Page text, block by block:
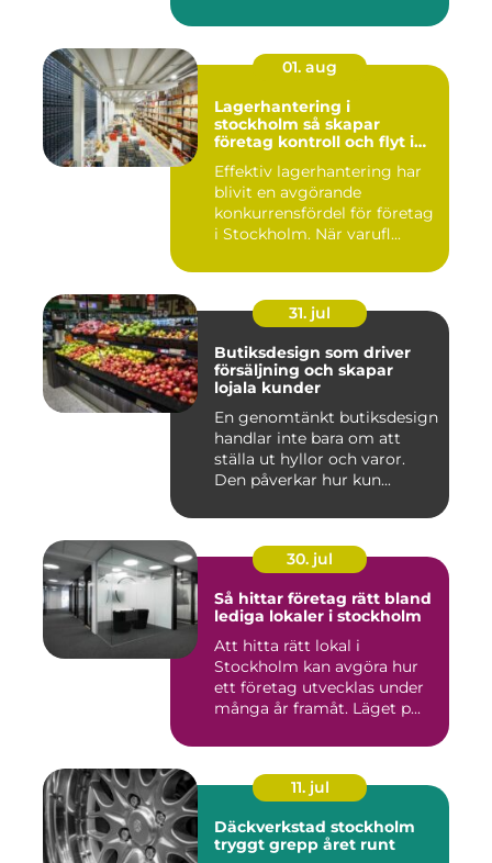
01. aug
Lagerhantering i
stockholm så skapar
företag kontroll och flyt i
Effektiv lagerhantering har
blivit en avgörande
konkurrensfördel för företag
i Stockholm. När varufl...
31. jul
Butiksdesign som driver
försäljning och skapar
lojala kunder
En genomtänkt butiksdesign
handlar inte bara om att
ställa ut hyllor och varor.
Den påverkar hur kun...
30. jul
Så hittar företag rätt bland
lediga lokaler i stockholm
Att hitta rätt lokal i
Stockholm kan avgöra hur
ett företag utvecklas under
många år framåt. Läget p...
11. jul
Däckverkstad stockholm
tryggt grepp året runt